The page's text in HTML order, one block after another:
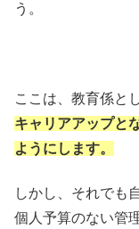
う。
ここは、教育係と
キャリアアップと
ようにします。
しかし、それでも
個人予算のない管